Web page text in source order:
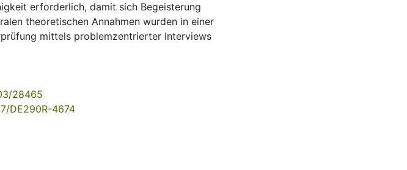
erforderlich, damit sich Begeisterung
theoretischen Annahmen wurden in einer
mittels problemzentrierter Interviews
28465
DE290R-4674